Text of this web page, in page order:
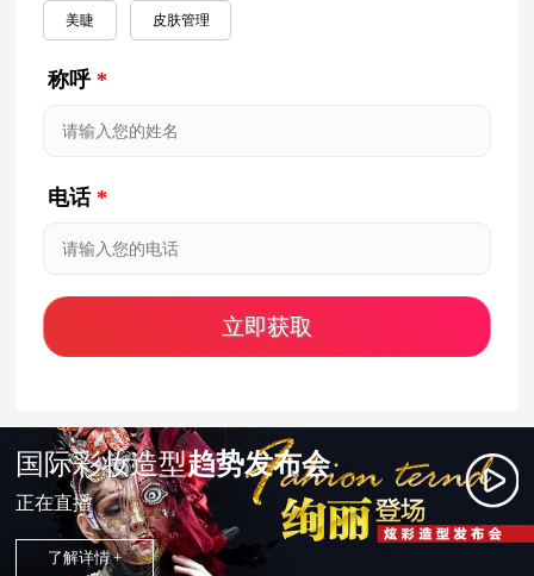
美睫 皮肤管理
称呼 *
电话 *
国际彩妆造型趋势发布会
正在直播
了解详情 +